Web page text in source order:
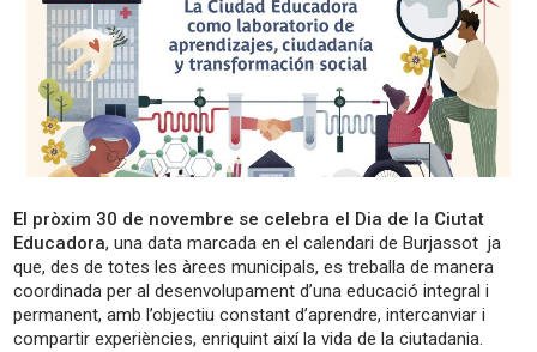
El pròxim 30 de novembre se celebra el Dia de la Ciutat
Educadora, una data marcada en el calendari de Burjassot ja
que, des de totes les àrees municipals, es treballa de manera
coordinada per al desenvolupament d’una educació integral i
permanent, amb l’objectiu constant d’aprendre, intercanviar i
compartir experiències, enriquint així la vida de la ciutadania.